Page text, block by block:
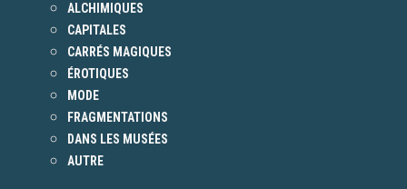
ALCHIMIQUES
CAPITALES
CARRÉS MAGIQUES
ÉROTIQUES
MODE
FRAGMENTATIONS
DANS LES MUSÉES
AUTRE